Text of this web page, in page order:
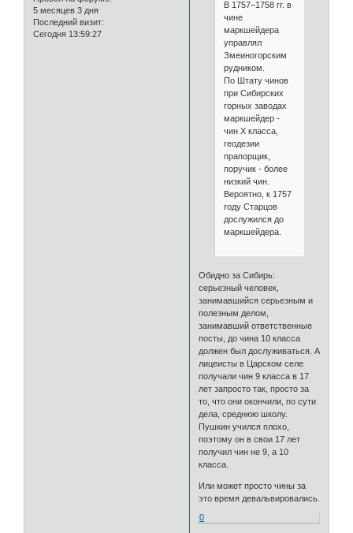
5 месяцев 3 дня
Последний визит:
Сегодня 13:59:27
В 1757–1758 гг. в
чине
маркшейдера
управлял
Змеиногорским
рудником.
По Штату чинов
при Сибирских
горных заводах
маркшейдер -
чин X класса,
геодезии
прапорщик,
поручик - более
низкий чин.
Вероятно, к 1757
году Старцов
дослужился до
маркшейдера.
Обидно за Сибирь:
серьезный человек,
занимавшийся серьезным и
полезным делом,
занимавший ответственные
посты, до чина 10 класса
должен был дослуживаться. А
лицеисты в Царском селе
получали чин 9 класса в 17
лет запросто так, просто за
то, что они окончили, по сути
дела, среднюю школу.
Пушкин учился плохо,
поэтому он в свои 17 лет
получил чин не 9, а 10
класса.
Или может просто чины за
это время девальвировались.
0